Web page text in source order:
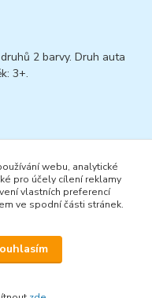
2 barvy. Druh auta
3+.
webu, analytické
pro účely cílení reklamy
vlastních preferencí
ve spodní části stránek.